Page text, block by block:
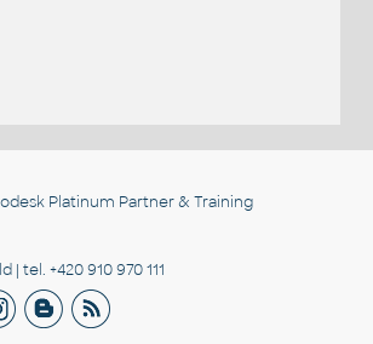
Platinum Partner & Training
tel. +420 910 970 111